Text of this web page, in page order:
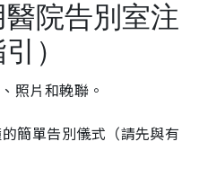
院告別室注
）
照片和輓聯。
簡單告別儀式（請先與有